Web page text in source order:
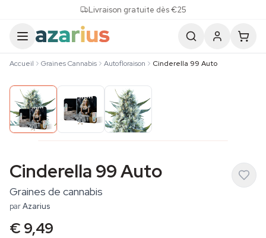
Livraison gratuite dès €25
Accueil Graines Cannabis Autofloraison Cinderella 99 Auto
Cinderella 99 Auto
Graines de cannabis
parAzarius
€ 9,49